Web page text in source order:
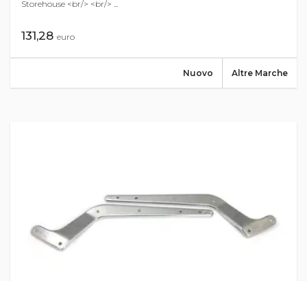
Storehouse <br/> <br/> ...
131,28 euro
Altre Marche
Nuovo